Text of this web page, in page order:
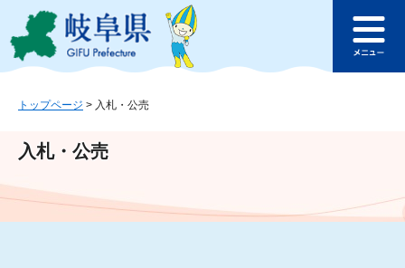
ジ
ュ
文
このページの本文へ
ュ
トップページ > 入札・公売
入札・公売